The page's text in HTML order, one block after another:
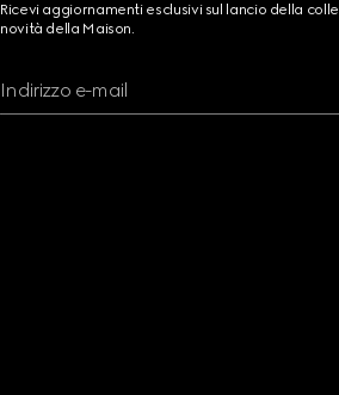
Ricevi aggiornamenti esclusivi sul lancio della
novità della Maison.
Indirizzo e-mail